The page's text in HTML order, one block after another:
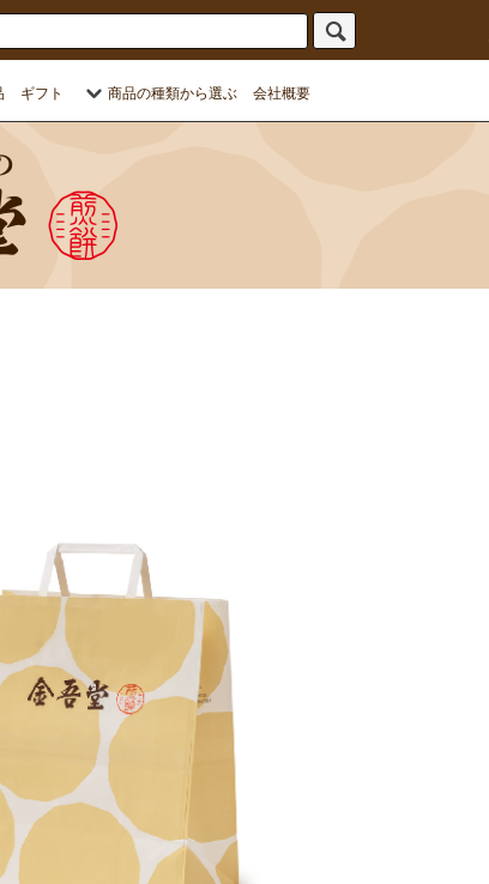
ギフト 商品の種類から選ぶ 会社概要